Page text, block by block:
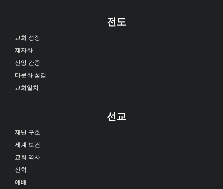
전도
교회 성장
제자화
신앙 간증
다문화 섬김
교회일치
선교
재난 구호
세계 보건
교회 역사
신학
예배